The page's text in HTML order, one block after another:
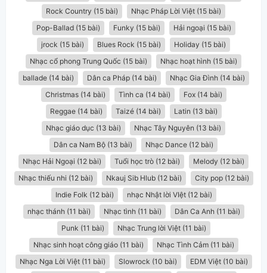
Rock Country (15 bài)
Nhạc Pháp Lời Việt (15 bài)
Pop-Ballad (15 bài)
Funky (15 bài)
Hải ngoại (15 bài)
jrock (15 bài)
Blues Rock (15 bài)
Holiday (15 bài)
Nhạc cổ phong Trung Quốc (15 bài)
Nhạc hoạt hình (15 bài)
ballade (14 bài)
Dân ca Pháp (14 bài)
Nhạc Gia Đình (14 bài)
Christmas (14 bài)
Tình ca (14 bài)
Fox (14 bài)
Reggae (14 bài)
Taizé (14 bài)
Latin (13 bài)
Nhạc giáo dục (13 bài)
Nhạc Tây Nguyên (13 bài)
Dân ca Nam Bộ (13 bài)
Nhạc Dance (12 bài)
Nhạc Hải Ngoại (12 bài)
Tuổi học trò (12 bài)
Melody (12 bài)
Nhạc thiếu nhi (12 bài)
Nkauj Sib Hlub (12 bài)
City pop (12 bài)
Indie Folk (12 bài)
nhạc Nhật lời VIệt (12 bài)
nhạc thánh (11 bài)
Nhạc tình (11 bài)
Dân Ca Anh (11 bài)
Punk (11 bài)
Nhạc Trung lời Việt (11 bài)
Nhạc sinh hoạt công giáo (11 bài)
Nhạc Tình Cảm (11 bài)
Nhạc Nga Lời Việt (11 bài)
Slowrock (10 bài)
EDM Việt (10 bài)